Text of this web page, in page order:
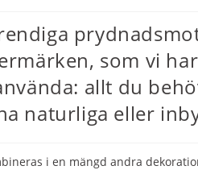
som vi
allt du
naturliga eller
i en mängd andra